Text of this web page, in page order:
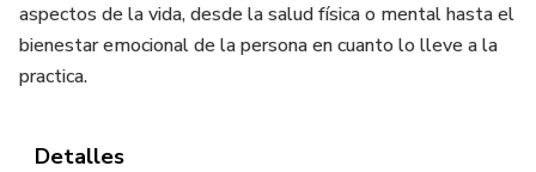
aspectos de la vida, desde la salud física o mental hasta el
bienestar emocional de la persona en cuanto lo lleve a la
practica.
Detalles